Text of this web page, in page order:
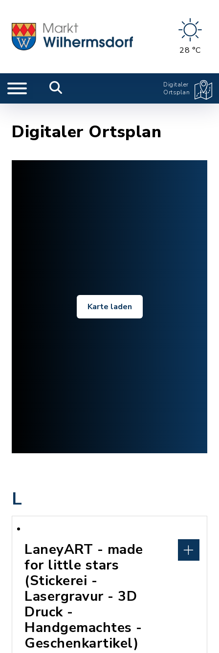
28 °C
Digitaler
Ortsplan
Digitaler Ortsplan
Karte laden
L
LaneyART - made
for little stars
(Stickerei -
Lasergravur - 3D
Druck -
Handgemachtes -
Geschenkartikel)